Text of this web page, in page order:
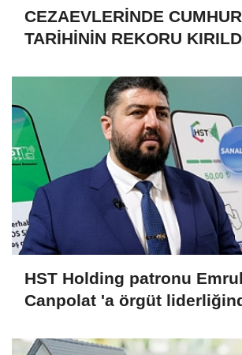
CEZAEVLERİNDE
TARİHİNİN REKORU
HST Holding patronu
Canpolat 'a örgüt
malvarlığına el konuldu